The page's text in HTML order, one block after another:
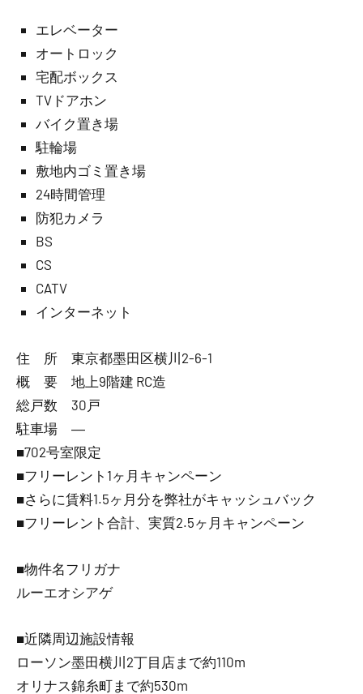
エレベーター
オートロック
宅配ボックス
TVドアホン
バイク置き場
駐輪場
敷地内ゴミ置き場
24時間管理
防犯カメラ
BS
CS
CATV
インターネット
住 所 東京都墨田区横川2-6-1
概 要 地上9階建 RC造
総戸数 30戸
駐車場 ―
■702号室限定
■フリーレント1ヶ月キャンペーン
■さらに賃料1.5ヶ月分を弊社がキャッシュバック
■フリーレント合計、実質2.5ヶ月キャンペーン
■物件名フリガナ
ルーエオシアゲ
■近隣周辺施設情報
ローソン墨田横川2丁目店まで約110m
オリナス錦糸町まで約530m